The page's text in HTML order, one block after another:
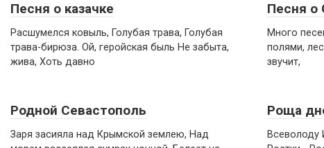
Песня о казачке
Расшумелся ковыль, Голубая трава, Голубая
трава-бирюза. Ой, геройская быль Не забыта,
жива, Хоть давно
Песня о
Много
полями,
звучит,
Родной Севастополь
Заря засияла над Крымской землею, Над
Роща
Всеволоду